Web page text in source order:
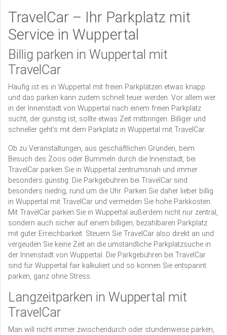
TravelCar – Ihr Parkplatz mit
Service in Wuppertal
Billig parken in Wuppertal mit
TravelCar
Häufig ist es in Wuppertal mit freien Parkplätzen etwas knapp
und das parken kann zudem schnell teuer werden. Vor allem wer
in der Innenstadt von Wuppertal nach einem freien Parkplatz
sucht, der günstig ist, sollte etwas Zeit mitbringen. Billiger und
schneller geht’s mit dem Parkplatz in Wuppertal mit TravelCar.
Ob zu Veranstaltungen, aus geschäftlichen Gründen, beim
Besuch des Zoos oder Bummeln durch die Innenstadt, bei
TravelCar parken Sie in Wuppertal zentrumsnah und immer
besonders günstig. Die Parkgebühren bei TravelCar sind
besonders niedrig, rund um die Uhr. Parken Sie daher lieber billig
in Wuppertal mit TravelCar und vermeiden Sie hohe Parkkosten.
Mit TravelCar parken Sie in Wuppertal außerdem nicht nur zentral,
sondern auch sicher auf einem billigen, bezahlbaren Parkplatz
mit guter Erreichbarkeit. Steuern Sie TravelCar also direkt an und
vergeuden Sie keine Zeit an die umständliche Parkplatzsuche in
der Innenstadt von Wuppertal. Die Parkgebühren bei TravelCar
sind für Wuppertal fair kalkuliert und so können Sie entspannt
parken, ganz ohne Stress.
Langzeitparken in Wuppertal mit
TravelCar
Man will nicht immer zwischendurch oder stundenweise parken,